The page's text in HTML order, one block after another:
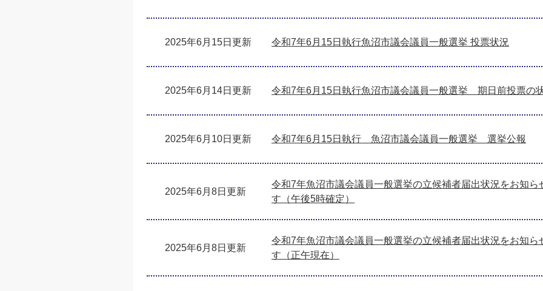
2025年6月15日更新 令和7年6月15日執行魚沼市議会議員一般選挙 投票状況
2025年6月14日更新 令和7年6月15日執行魚沼市議会議員一般選挙 期日前投票の
2025年6月10日更新 令和7年6月15日執行 魚沼市議会議員一般選挙 選挙公報
2025年6月8日更新
令和7年魚沼市議会議員一般選挙の立候補者届出状況をお知ら
す（午後5時確定）
2025年6月8日更新
令和7年魚沼市議会議員一般選挙の立候補者届出状況をお知ら
す（正午現在）